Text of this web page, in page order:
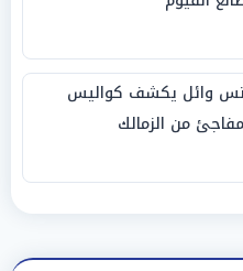
وائل يكشف كواليس
من الزمالك